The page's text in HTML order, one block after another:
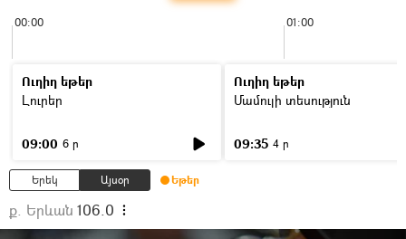
00:00 01:00
Ուղիղ եթեր
Լուրեր
09:00 6 ր
Ուղիղ եթեր
Մամուլի տեսություն
09:35 4 ր
Երեկ Այսօր Եթեր
ք. Երևան 106.0